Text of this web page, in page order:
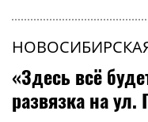
«Здесь всё
развязка на ул.